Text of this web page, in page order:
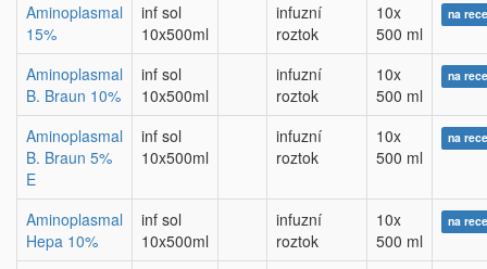
Aminoplasmal
15%
inf sol
10x500ml
infuzní
roztok
10x
500 ml
na
Aminoplasmal
B. Braun 10%
inf sol
10x500ml
infuzní
roztok
10x
500 ml
na
Aminoplasmal
B. Braun 5%
E
inf sol
10x500ml
infuzní
roztok
10x
500 ml
na
Aminoplasmal
Hepa 10%
inf sol
10x500ml
infuzní
roztok
10x
500 ml
na